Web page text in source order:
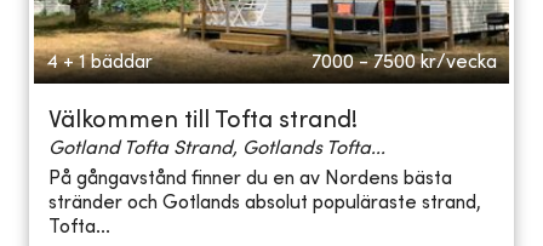
4 + 1 bäddar 7000 - 7500 kr/vecka
Välkommen till Tofta strand!
Gotland Tofta Strand, Gotlands Tofta...
På gångavstånd finner du en av Nordens bästa
stränder och Gotlands absolut populäraste strand,
Tofta...